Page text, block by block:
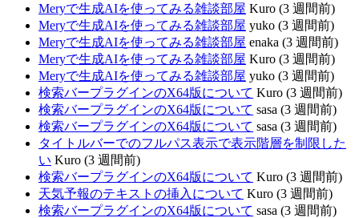
Meryで生成AIを使ってみる雑談部屋 Kuro (3 週間前)
Meryで生成AIを使ってみる雑談部屋 yuko (3 週間前)
Meryで生成AIを使ってみる雑談部屋 enaka (3 週間前)
Meryで生成AIを使ってみる雑談部屋 Kuro (3 週間前)
Meryで生成AIを使ってみる雑談部屋 yuko (3 週間前)
検索バープラグインのX64版について Kuro (3 週間前)
検索バープラグインのX64版について sasa (3 週間前)
検索バープラグインのX64版について sasa (3 週間前)
タイトルバーでのフルパス表示で表示階層を制限した
い Kuro (3 週間前)
検索バープラグインのX64版について Kuro (3 週間前)
天気予報のテキストの挿入について Kuro (3 週間前)
検索バープラグインのX64版について sasa (3 週間前)